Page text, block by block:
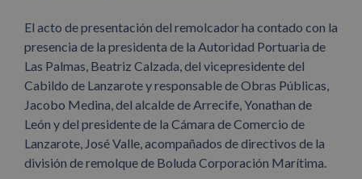
El acto de presentación del remolcador ha contado con la
presencia de la presidenta de la Autoridad Portuaria de
Las Palmas, Beatriz Calzada, del vicepresidente del
Cabildo de Lanzarote y responsable de Obras Públicas,
Jacobo Medina, del alcalde de Arrecife, Yonathan de
León y del presidente de la Cámara de Comercio de
Lanzarote, José Valle, acompañados de directivos de la
división de remolque de Boluda Corporación Marítima.